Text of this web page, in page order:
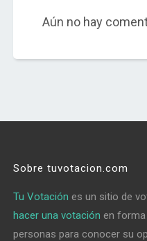
Aún no hay
Sobre tuvotacion.com
Tu Votación es un sitio de
hacer una votación en
personas para conocer su